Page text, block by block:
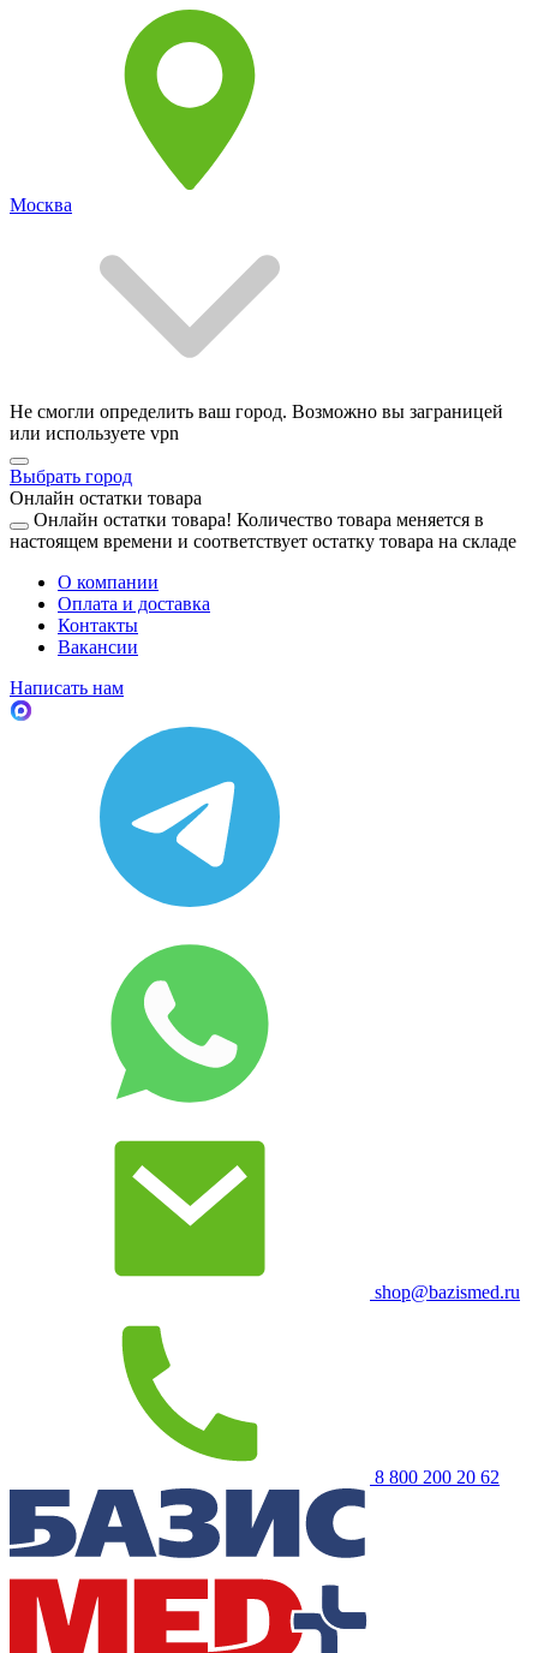
Москва
Не смогли определить ваш город. Возможно вы заграницей
или используете vpn
Выбрать город
Онлайн остатки товара
Онлайн остатки товара! Количество товара меняется в
настоящем времени и соответствует остатку товара на складе
О компании
Оплата и доставка
Контакты
Вакансии
Написать нам
shop@bazismed.ru
8 800 200 20 62